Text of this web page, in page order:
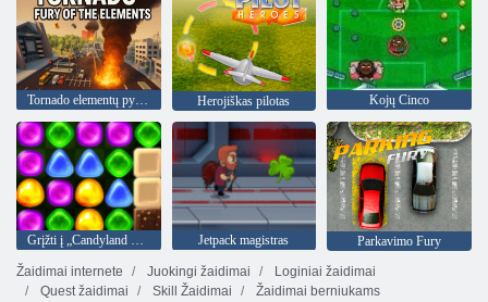
Tornado elementų pyktis Herojiškas pilotas Kojų Cinco
Grįžti į „Candyland 4“: „Lollipop“ sodas Jetpack magistras
Parkavimo Fury
Žaidimai internete
Juokingi žaidimai
Loginiai žaidimai
Quest žaidimai
Skill Žaidimai
Žaidimai berniukams